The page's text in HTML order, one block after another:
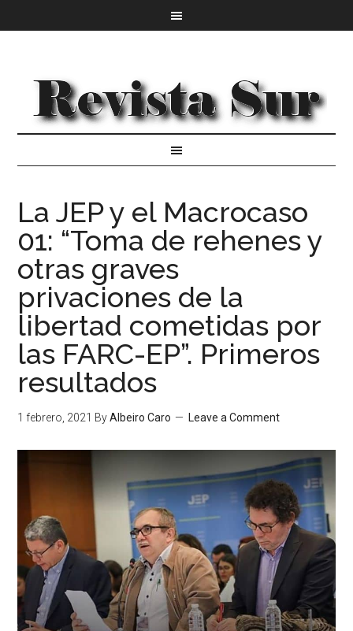
La JEP y el Macrocaso
01: “Toma de rehenes y
otras graves
privaciones de la
libertad cometidas por
las FARC-EP”. Primeros
resultados
1 febrero, 2021 ByAlbeiro Caro Leave a Comment